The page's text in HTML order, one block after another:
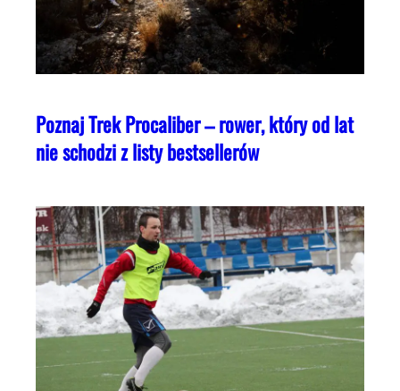
Poznaj Trek Procaliber – rower, który od lat
nie schodzi z listy bestsellerów